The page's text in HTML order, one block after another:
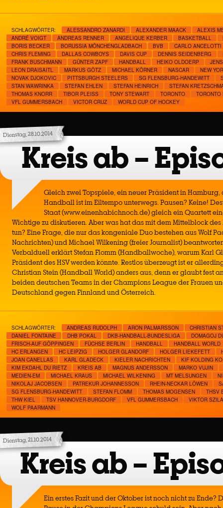
SCHLAGWÖRTER: ALESSANDRO ZANARDI ALEXANDER MAACK
ALEXIS
ANDRÉ VOIGT
ANDREAS RENNER ANGELIQUE KERBER BASKETBALL
BORIS BECKER
BORUSSIA MÖNCHENGLADBACH BVB
CARLO ANCELOTTI
CHRIS FLEMING
DALLAS COWBOYS DAVIS CUP DENNIS SEIDENBERG
FRANK BUSCHMANN
GÜNTER ZAPF HANDBALL HEIKO OLDOERP
LEON DRAISAITL
MARKUS GÖTZ MICHAEL KÖRNER NASCAR
NEW
NOVAK DJOKOVIC
PITTSBURGH STEELERS SG FLENSBURG-HANDEWITT
STAN WAWRINKA
STEFAN EHLEN STEFAN HEINRICH
STEFAN
THOMAS KNORR
TIBOR PLEISS TONY STEWART TORONTO
TORONTO
VFL GUMMERSBACH
VICTOR CRUZ WORLD CUP OF HOCKEY
Dienstag, 28.10.2014
Kreis ab –
Gleich zwei Topspiele, ein neuer Präsident in
Handball ist im Eiltempo unterwegs. Pausen? Keine!
Staat (www.einenhabichnoch.de) gleich ein Quartett
Wichtige zu diskutieren. Aber was hat das mit dem Mittelblock
tun? Eine Frage, die nur das kongeniale Duo bestehen aus Wolf
Nachrichten) und Michael Wilkening (freier Journalist)
Verbalduell erklärt Stefan Flomm (Handballwoche), warum Karl
Präsident des HSV werden könnte. Restlos überzeugt ist er
Christian Stein (Handball World) anders aus, denn er glaubt fest
beiden deutschen Teams in der Champions League der Frauen
Deutschland gegen Finnland und Österreich.
SCHLAGWÖRTER: ANDREAS RUDOLPH ARON PALMARSSON
CHRISTIAN
DANIEL FONTAINE
DHB POKAL DKB-HANDBALL-BUNDESLIGA
DOMAGOJ
FRISCH-AUF GÖPPINGEN
FÜCHSE BERLIN HANDBALL
HANDBALL WORLD
HC ERLANGEN
HC LEIPZIG HOLGER GLANDORF HOLGER LIEKEFETT
JOAN CANELLAS
KARL GLADECK KIELER NACHRICHTEN
KIF KOLDING
KIM EKDAHL DU RIETZ
KREIS AB MAGNUS ANDERSSON
MARKO VUJIN
MEDIEN-EM
MICHAEL KRAUS MICHAEL WILKENING MT MELSUNGEN
NIKOLAJ JACOBSEN
PATREKUR JOHANNESSON RHEIN-NECKAR LÖWEN
SG FLENSBURG-HANDEWITT
STEFAN FLOMM THOMAS MOGENSEN
THSV
THW KIEL
TSV HANNOVER-BURGDORF VFL GUMMERSBACH
VIKTOR
WOLF PAARMANN
Dienstag, 21.10.2014
Kreis ab –
Ein erstes Fazit und der Oktober ist noch nicht zu Ende?